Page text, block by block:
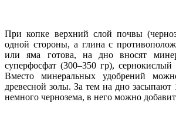
При копке верхний слой почвы
одной стороны, а глина с
или яма готова, на дно вносят
суперфосфат (300–350 гр),
Вместо минеральных удобрений
древесной золы. За тем на дно засыпают
немного чернозема, в него можно